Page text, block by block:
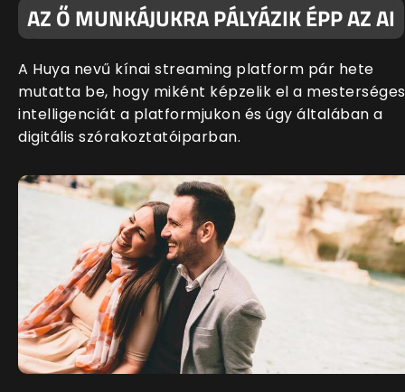
AZ Ő MUNKÁJUKRA PÁLYÁZIK ÉPP AZ AI
A Huya nevű kínai streaming platform pár hete
mutatta be, hogy miként képzelik el a mesterséges
intelligenciát a platformjukon és úgy általában a
digitális szórakoztatóiparban.